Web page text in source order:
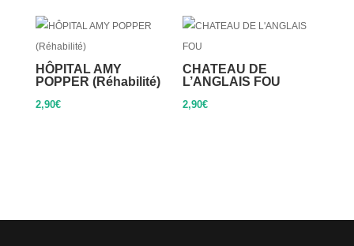
HÔPITAL AMY
POPPER (Réhabilité)
2,90€
CHATEAU DE
L’ANGLAIS FOU
2,90€